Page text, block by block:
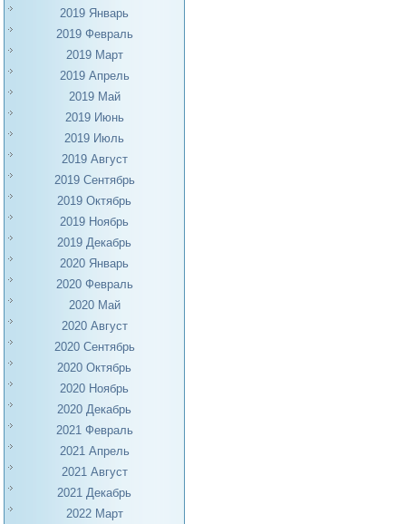
2019 Январь
2019 Февраль
2019 Март
2019 Апрель
2019 Май
2019 Июнь
2019 Июль
2019 Август
2019 Сентябрь
2019 Октябрь
2019 Ноябрь
2019 Декабрь
2020 Январь
2020 Февраль
2020 Май
2020 Август
2020 Сентябрь
2020 Октябрь
2020 Ноябрь
2020 Декабрь
2021 Февраль
2021 Апрель
2021 Август
2021 Декабрь
2022 Март